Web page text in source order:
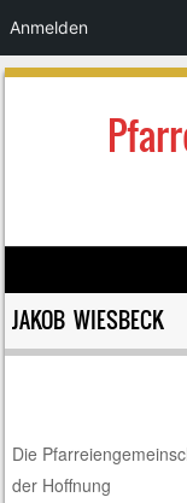
Skip to content
JAKOB WIESBECK
Die
der Hoffnung
Anmelden